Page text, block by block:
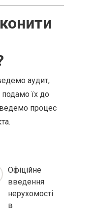
аудит,
подамо їх до
процес
Офіційне
введення
нерухомості
в